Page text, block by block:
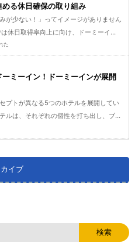
める休日確保の取り組み
が少ない！」ってイメージがありません
休日取得率向上に向け、ドーミーイ...
た
ーミーイン！ドーミーインが展開
プトが異なる5つのホテルを展開してい
ルは、それぞれの個性を打ち出し、ブ...
イブ